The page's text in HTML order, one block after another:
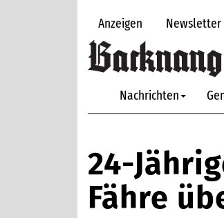
Anzeigen Newsletter
Nachrichten
24-
Fähre